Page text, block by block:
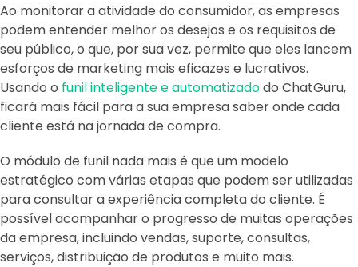
Ao monitorar a atividade do consumidor, as empresas
podem entender melhor os desejos e os requisitos de
seu público, o que, por sua vez, permite que eles lancem
esforços de marketing mais eficazes e lucrativos.
Usando o funil inteligente e automatizadodo ChatGuru,
ficará mais fácil para a sua empresa saber onde cada
cliente está na jornada de compra.
O módulo de funil nada mais é que um modelo
estratégico com várias etapas que podem ser utilizadas
para consultar a experiência completa do cliente. É
possível acompanhar o progresso de muitas operações
da empresa, incluindo vendas, suporte, consultas,
serviços, distribuição de produtos e muito mais.